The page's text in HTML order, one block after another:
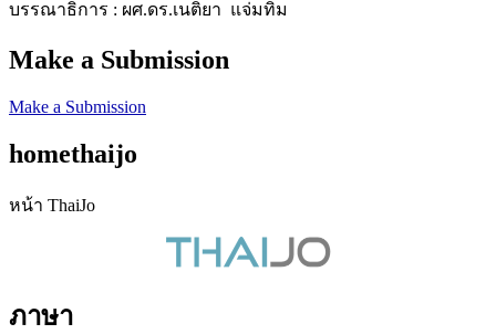
บรรณาธิการ : ผศ.ดร.เนติยา แจ่มทิม
Make a Submission
Make a Submission
homethaijo
หน้า ThaiJo
ภาษา